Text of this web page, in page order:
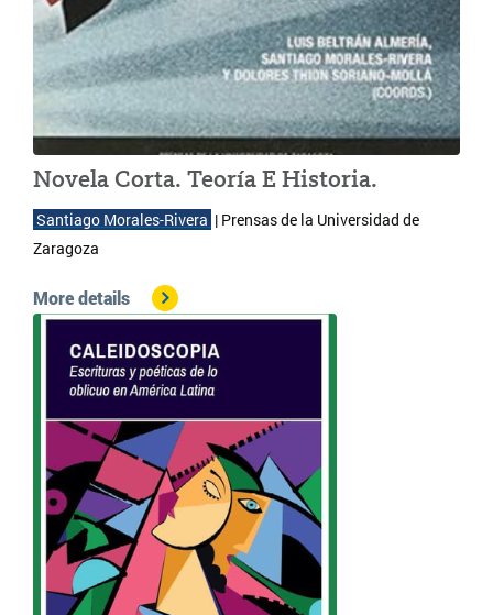
Novela Corta. Teoría E Historia.
Santiago Morales-Rivera | Prensas de la Universidad de
Zaragoza
More details